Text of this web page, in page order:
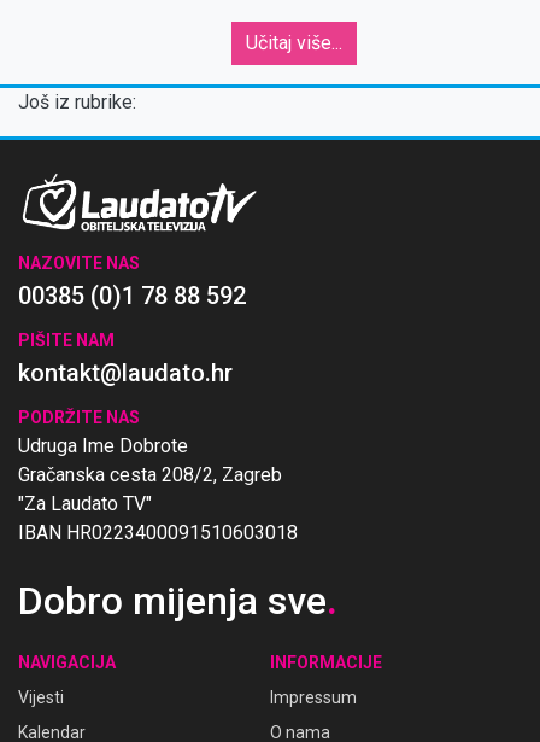
Učitaj više...
Još iz rubrike:
NAZOVITE NAS
00385 (0)1 78 88 592
PIŠITE NAM
kontakt@laudato.hr
PODRŽITE NAS
Udruga Ime Dobrote
Gračanska cesta 208/2, Zagreb
"Za Laudato TV"
IBAN HR0223400091510603018
Dobro mijenja sve.
NAVIGACIJA
Vijesti
Kalendar
INFORMACIJE
Impressum
O nama